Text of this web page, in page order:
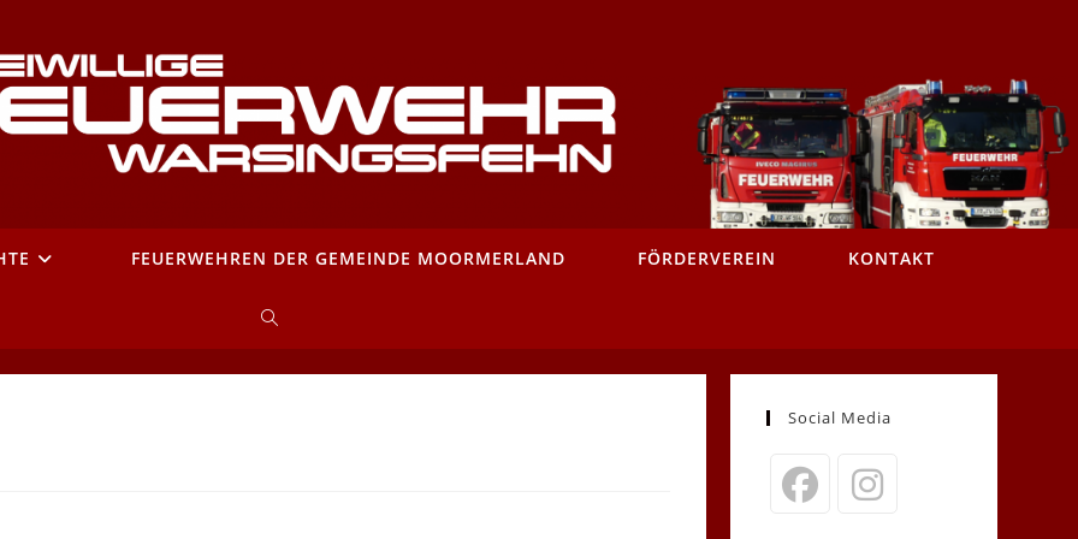
FEUERWEHREN DER GEMEINDE MOORMERLAND FÖRDERVEREIN KONTAKT
WEBSITE-
SUCHE
Social Media